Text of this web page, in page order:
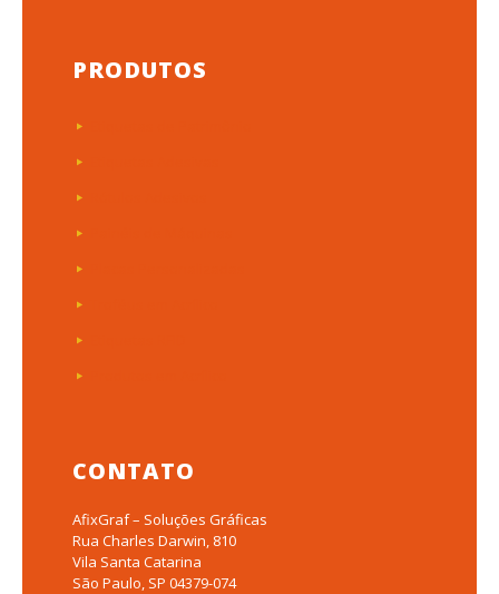
PRODUTOS
CONTATO
AfixGraf – Soluções Gráficas
Rua Charles Darwin, 810
Vila Santa Catarina
São Paulo, SP 04379-074